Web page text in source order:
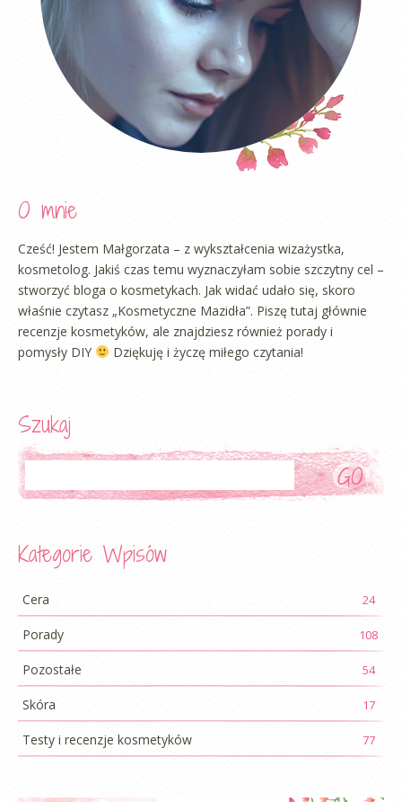
O mnie
Cześć! Jestem Małgorzata – z wykształcenia wizażystka,
kosmetolog. Jakiś czas temu wyznaczyłam sobie szczytny cel –
stworzyć bloga o kosmetykach. Jak widać udało się, skoro
właśnie czytasz „Kosmetyczne Mazidła”. Piszę tutaj głównie
recenzje kosmetyków, ale znajdziesz również porady i
pomysły DIY
Dziękuję i życzę miłego czytania!
Szukaj
Kategorie Wpisów
Cera 24
Porady 108
Pozostałe 54
Skóra 17
Testy i recenzje kosmetyków 77